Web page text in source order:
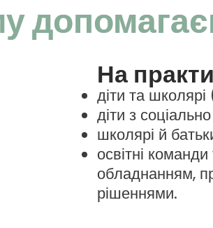
На
діти та
діти з
школярі й
освітні
обладнанням,
рішеннями.